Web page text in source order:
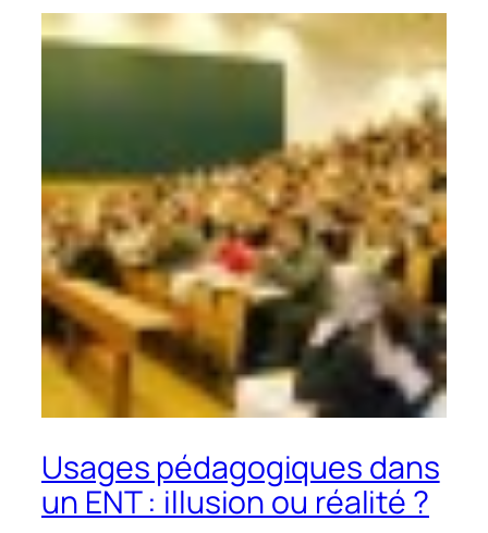
Usages pédagogiques dans
un ENT : illusion ou réalité ?